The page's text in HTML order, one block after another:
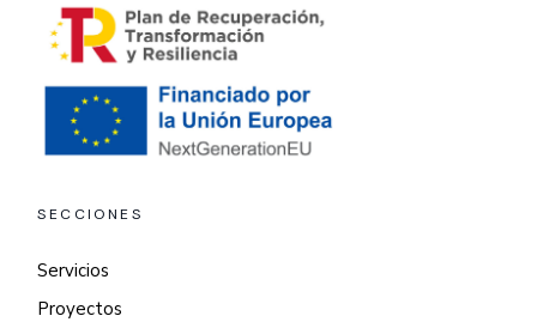
SECCIONES
Servicios
Proyectos